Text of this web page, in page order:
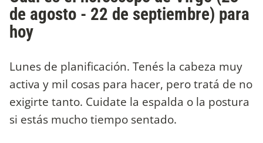
de agosto - 22 de septiembre) para
hoy
Lunes de planificación. Tenés la cabeza muy
activa y mil cosas para hacer, pero tratá de no
exigirte tanto. Cuidate la espalda o la postura
si estás mucho tiempo sentado.